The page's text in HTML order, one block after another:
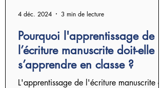
Pourquoi l'apprentissage de
l’écriture manuscrite doit-elle
s’apprendre en classe ?
L'apprentissage de l'écriture manuscrite en
4 déc. 2024 3 min de lecture